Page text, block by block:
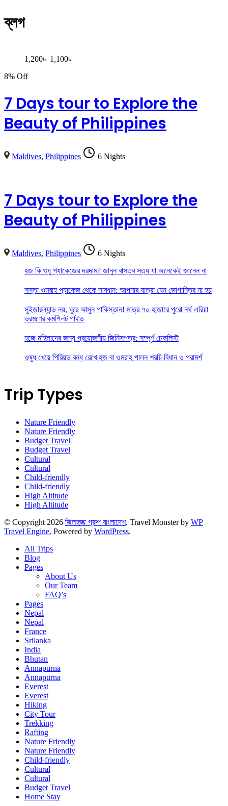
ব্লগ
1,200৳ 1,100৳
8% Off
7 Days tour to Explore the
Beauty of Philippines
Maldives,Philippines 6 Nights
7 Days tour to Explore the
Beauty of Philippines
Maldives,Philippines
6 Nights
হজ কি শুধু প্যাকেজের দরদাম? জানুন বাস্তব সত্য যা অনেকেই জানেন না
সস্তা ওমরাহ প্যাকেজ থেকে সাবধান: আপনার যাত্রা যেন ভোগান্তির না হয়
সুইজারল্যান্ড নয়, ঘুরে আসুন পাকিস্তান! মাত্র ৭০ হাজারে পুরো নর্থ এরিয়া
ভ্রমণের কমপ্লিট গাইড
হজে মহিলাদের জন্য প্রয়োজনীয় জিনিসপত্র: সম্পূর্ণ চেকলিস্ট
ওষুধ খেয়ে পিরিয়ড বন্ধ রেখে হজ বা ওমরাহ পালন শরয়ি বিধান ও পরামর্শ
Trip Types
Nature Friendly
Nature Friendly
Budget Travel
Budget Travel
Cultural
Cultural
Child-friendly
Child-friendly
High Altitude
High Altitude
© Copyright 2026 জিলহজ্জ গ্রুপ বাংলাদেশ. Travel Monster by WP
Travel Engine. Powered by WordPress.
All Trips
Blog
Pages
About Us
Our Team
FAQ’s
Pages
Nepal
Nepal
France
Srilanka
India
Bhutan
Annapurna
Annapurna
Everest
Everest
Hiking
City Tour
Trekking
Rafting
Nature Friendly
Nature Friendly
Child-friendly
Cultural
Cultural
Budget Travel
Home Stay